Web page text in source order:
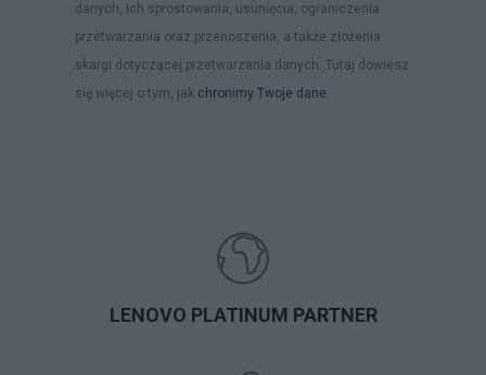
danych, ich sprostowania, usunięcia, ograniczenia
przetwarzania oraz przenoszenia, a także złożenia
skargi dotyczącej przetwarzania danych. Tutaj dowiesz
się więcej o tym, jak chronimy Twoje dane.
LENOVO PLATINUM PARTNER